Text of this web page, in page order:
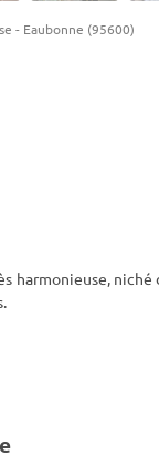
- Eaubonne (95600)
harmonieuse,